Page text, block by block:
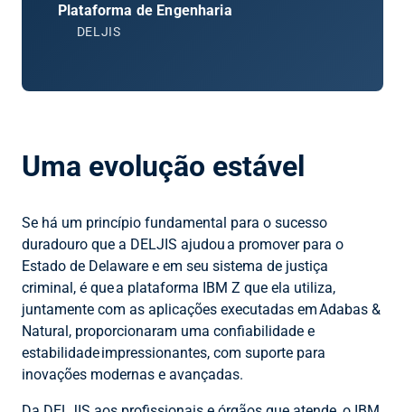
Plataforma de Engenharia
DELJIS
Uma evolução estável
Se há um princípio fundamental para o sucesso
duradouro que a DELJIS ajudou a promover para o
Estado de Delaware e em seu sistema de justiça
criminal, é que a plataforma IBM Z que ela utiliza,
juntamente com as aplicações executadas em Adabas &
Natural, proporcionaram uma confiabilidade e
estabilidade impressionantes, com suporte para
inovações modernas e avançadas.